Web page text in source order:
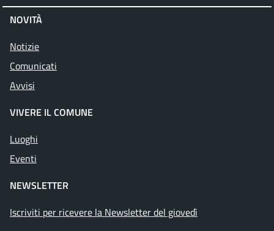
NOVITÀ
Notizie
Comunicati
Avvisi
VIVERE IL COMUNE
Luoghi
Eventi
NEWSLETTER
Iscriviti per ricevere la Newsletter del giovedì